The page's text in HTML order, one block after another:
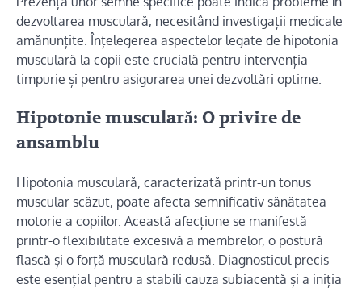
dezvoltarea musculară, necesitând investigații medicale
amănunțite. Înțelegerea aspectelor legate de hipotonia
musculară la copii este crucială pentru intervenția
timpurie și pentru asigurarea unei dezvoltări optime.
Hipotonie musculară: O privire de
ansamblu
Hipotonia musculară, caracterizată printr-un tonus
muscular scăzut, poate afecta semnificativ sănătatea
motorie a copiilor. Această afecțiune se manifestă
printr-o flexibilitate excesivă a membrelor, o postură
flască și o forță musculară redusă. Diagnosticul precis
este esențial pentru a stabili cauza subiacentă și a iniția